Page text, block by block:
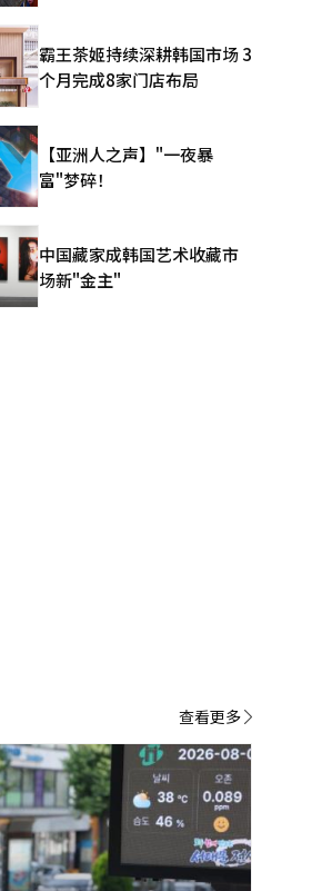
霸王茶姬持续深耕韩国市场 3
个月完成8家门店布局
【亚洲人之声】"一夜暴
富"梦碎！
中国藏家成韩国艺术收藏市
场新"金主"
查看更多